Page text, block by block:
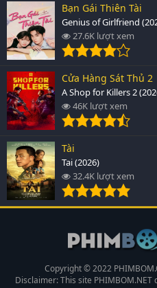
Bạn Gái Thiên Tài
Genius of Girlfriend
27.6K lượt xem
Cửa Hàng Sát Thủ 2
A Shop for Killers 2
46K lượt xem
Tài
Tai (2026)
32.4K lượt xem
Copyright © 2022
Disclaimer: This site PHIMBOM.NET